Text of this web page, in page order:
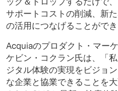
サポートコストの削減、新
の活用につなげることができ
Acquiaのプロダクト・マー
ケビン・コクラン氏は、「
ジタル体験の実現をビジョ
な企業と協業できることを